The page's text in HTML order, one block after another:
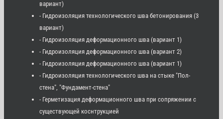
вариант)
- Гидроизоляция технологического шва бетонирования (3
вариант)
- Гидроизоляция деформационного шва (вариант 1)
- Гидроизоляция деформационного шва (вариант 2)
- Гидроизоляция деформационного шва (вариант 1)
- Гидроизоляция технологического шва на стыке "Пол-
стена", "Фундамент-стена"
- Герметизация деформационного шва при сопряжении с
существующей коснтрукцией